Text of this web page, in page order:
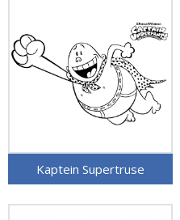
Kaptein Supertruse